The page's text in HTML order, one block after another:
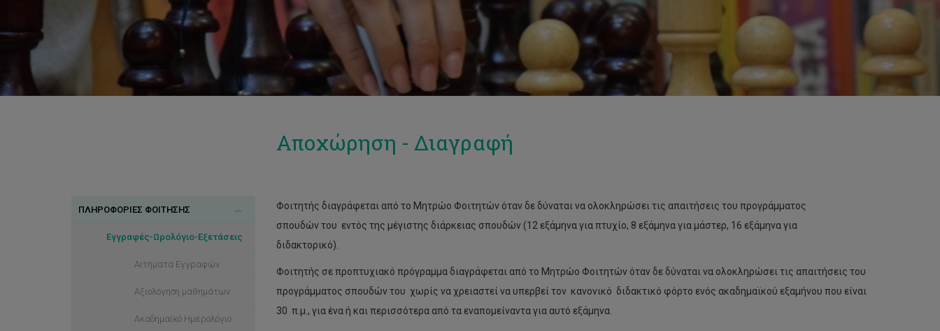
ΠΛΗΡΟΦΟΡΙΕΣ ΦΟΙΤΗΣΗΣ
Εγγραφές-Ωρολόγιο-Εξετάσεις
Αιτήματα Εγγραφών
Αξιολόγηση μαθημάτων
Ακαδημαϊκό Ημερολόγιο
Αποχώρηση - Διαγραφή
Φοιτητής διαγράφεται από το Μητρώο Φοιτητών όταν δε δύναται να ολοκληρώσει τις απαιτήσεις του προγράμματος
σπουδών του εντός της μέγιστης διάρκειας σπουδών (12 εξάμηνα για πτυχίο, 8 εξάμηνα για μάστερ, 16 εξάμηνα για
διδακτορικό).
Φοιτητής σε προπτυχιακό πρόγραμμα διαγράφεται από το Μητρώο Φοιτητών όταν δε δύναται να ολοκληρώσει τις απαιτήσεις του
προγράμματος σπουδών του χωρίς να χρειαστεί να υπερβεί τον κανονικό διδακτικό φόρτο ενός ακαδημαϊκού εξαμήνου που είναι
30 π.μ., για ένα ή και περισσότερα από τα εναπομείναντα για αυτό εξάμηνα.